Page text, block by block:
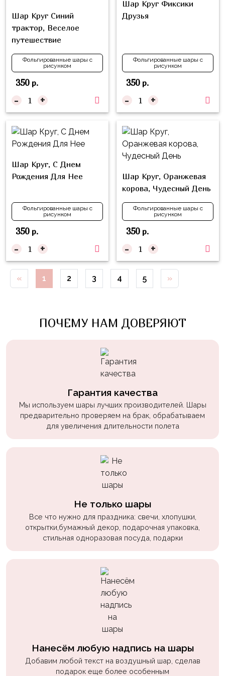
Шар Круг Синий
трактор, Веселое
путешествие
Фольгированные шары с
рисунком
350р.
- +
Шар Круг Фиксики
Друзья
Фольгированные шары с
рисунком
350р.
- +
Шар Круг, С Днем
Рождения Для Нее
Фольгированные шары с
рисунком
350р.
- +
Шар Круг, Оранжевая
корова, Чудесный День
Фольгированные шары с
рисунком
350р.
- +
« 1 2 3 4 5 »
ПОЧЕМУ НАМ ДОВЕРЯЮТ
Гарантия качества
Мы используем шары лучших производителей. Шары
предварительно проверяем на брак, обрабатываем
для увеличения длительности полета
Не только шары
Все что нужно для праздника: свечи, хлопушки,
открытки,бумажный декор, подарочная упаковка,
стильная одноразовая посуда, подарки
Нанесём любую надпись на шары
Добавим любой текст на воздушный шар, сделав
подарок еще более особенным
ЛОЛ
Для
Для
Неё
Мишка
Тедди
Транспорт
/
Животные
Тема
Звёздные
Войны
Уэнсдэй
Трансформеры
Фрукты
Девочкам
Недетские